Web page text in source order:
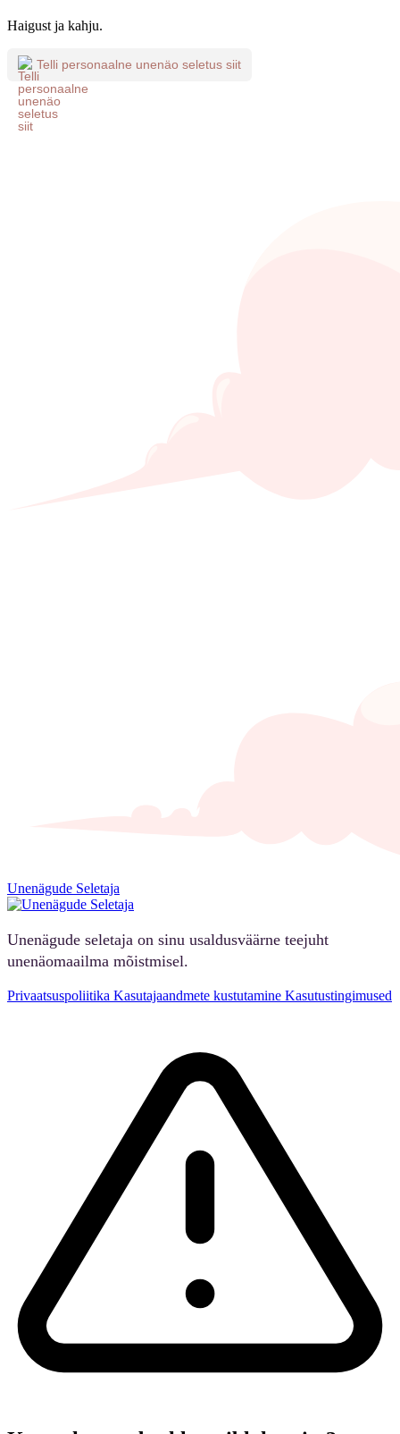
Haigust ja kahju.
Telli personaalne unenäo seletus siit
Unenägude Seletaja
Unenägude seletaja on sinu usaldusväärne teejuht
unenäomaailma mõistmisel.
Privaatsuspoliitika Kasutajaandmete kustutamine Kasutustingimused